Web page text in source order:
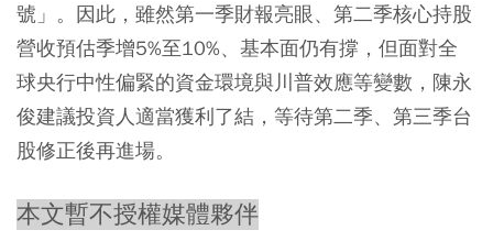
號」。因此，雖然第一季財報亮眼、第二季核心持股
營收預估季增5%至10%、基本面仍有撐，但面對全
球央行中性偏緊的資金環境與川普效應等變數，陳永
俊建議投資人適當獲利了結，等待第二季、第三季台
股修正後再進場。
本文暫不授權媒體夥伴